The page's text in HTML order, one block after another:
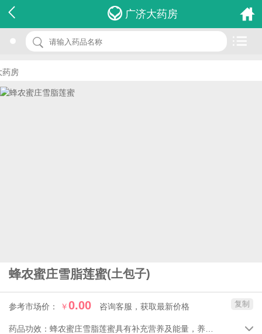
广济大药房
房
蜂农蜜庄雪脂莲蜜(土包子)
参考市场价： ￥0.00 咨询客服，获取最新价格
名 称：蜂农蜜庄雪脂莲蜜
品 牌：(土包子)
价 格：￥0.00
复制
药品功效： 